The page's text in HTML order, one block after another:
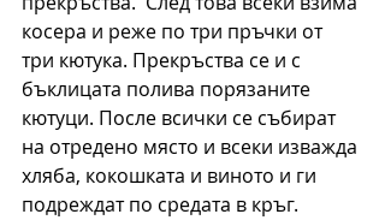
косера и реже по три пръчки от
три кютука. Прекръства се и с
бъклицата полива порязаните
кютуци. После всички се събират
на отредено място и всеки изважда
хляба, кокошката и виното и ги
подреждат по средата в кръг.